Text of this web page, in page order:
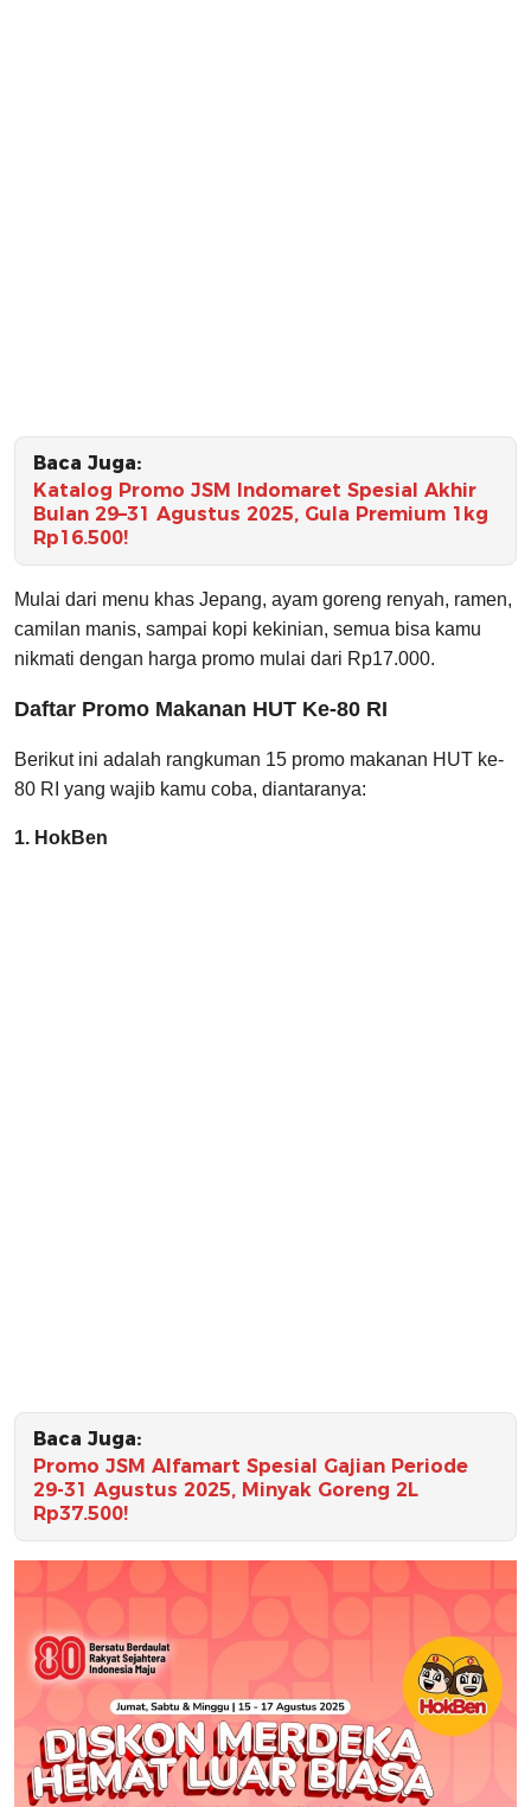
Baca Juga:
Katalog Promo JSM Indomaret Spesial Akhir
Bulan 29–31 Agustus 2025, Gula Premium 1kg
Rp16.500!
Mulai dari menu khas Jepang, ayam goreng renyah, ramen,
camilan manis, sampai kopi kekinian, semua bisa kamu
nikmati dengan harga promo mulai dari Rp17.000.
Daftar Promo Makanan HUT Ke-80 RI
Berikut ini adalah rangkuman 15 promo makanan HUT ke-
80 RI yang wajib kamu coba, diantaranya:
1. HokBen
Baca Juga:
Promo JSM Alfamart Spesial Gajian Periode
29-31 Agustus 2025, Minyak Goreng 2L
Rp37.500!